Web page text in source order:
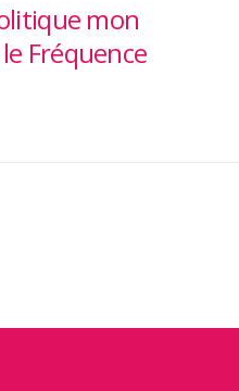
mon
Fréquence